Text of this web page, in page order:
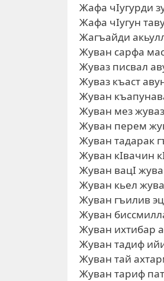
Жафа чIугурди
Жафа чIугун
Жагъайди
Жуван сарфа
Жуваз писвал
Жуваз къаст
Жуван
Жуван мез
Жуван перем
Жуван тадарак
Жуван кIвачин
Жуван вацI
Жуван кьел
Жуван гъилив
Жуван
Жуван ихтибар
Жуван тадиф
Жуван тай
Жуван тариф